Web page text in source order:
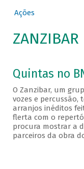
Ações
ZANZIBAR
Quintas no
O Zanzibar, um
vozes e percussão,
arranjos inéditos
flerta com o
procura mostrar a
parceiros da obra